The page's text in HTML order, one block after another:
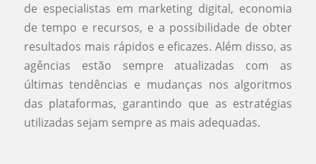
de especialistas em marketing digital, economia
de tempo e recursos, e a possibilidade de obter
resultados mais rápidos e eficazes. Além disso, as
agências estão sempre atualizadas com as
últimas tendências e mudanças nos algoritmos
das plataformas, garantindo que as estratégias
utilizadas sejam sempre as mais adequadas.